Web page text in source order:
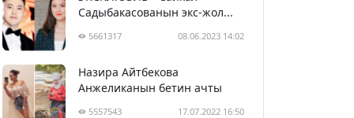
Садыбакасованын экс-жол...
5661317 08.06.2023 14:02
Назира Айтбекова
Анжеликанын бетин ачты
5557543 17.07.2022 16:50